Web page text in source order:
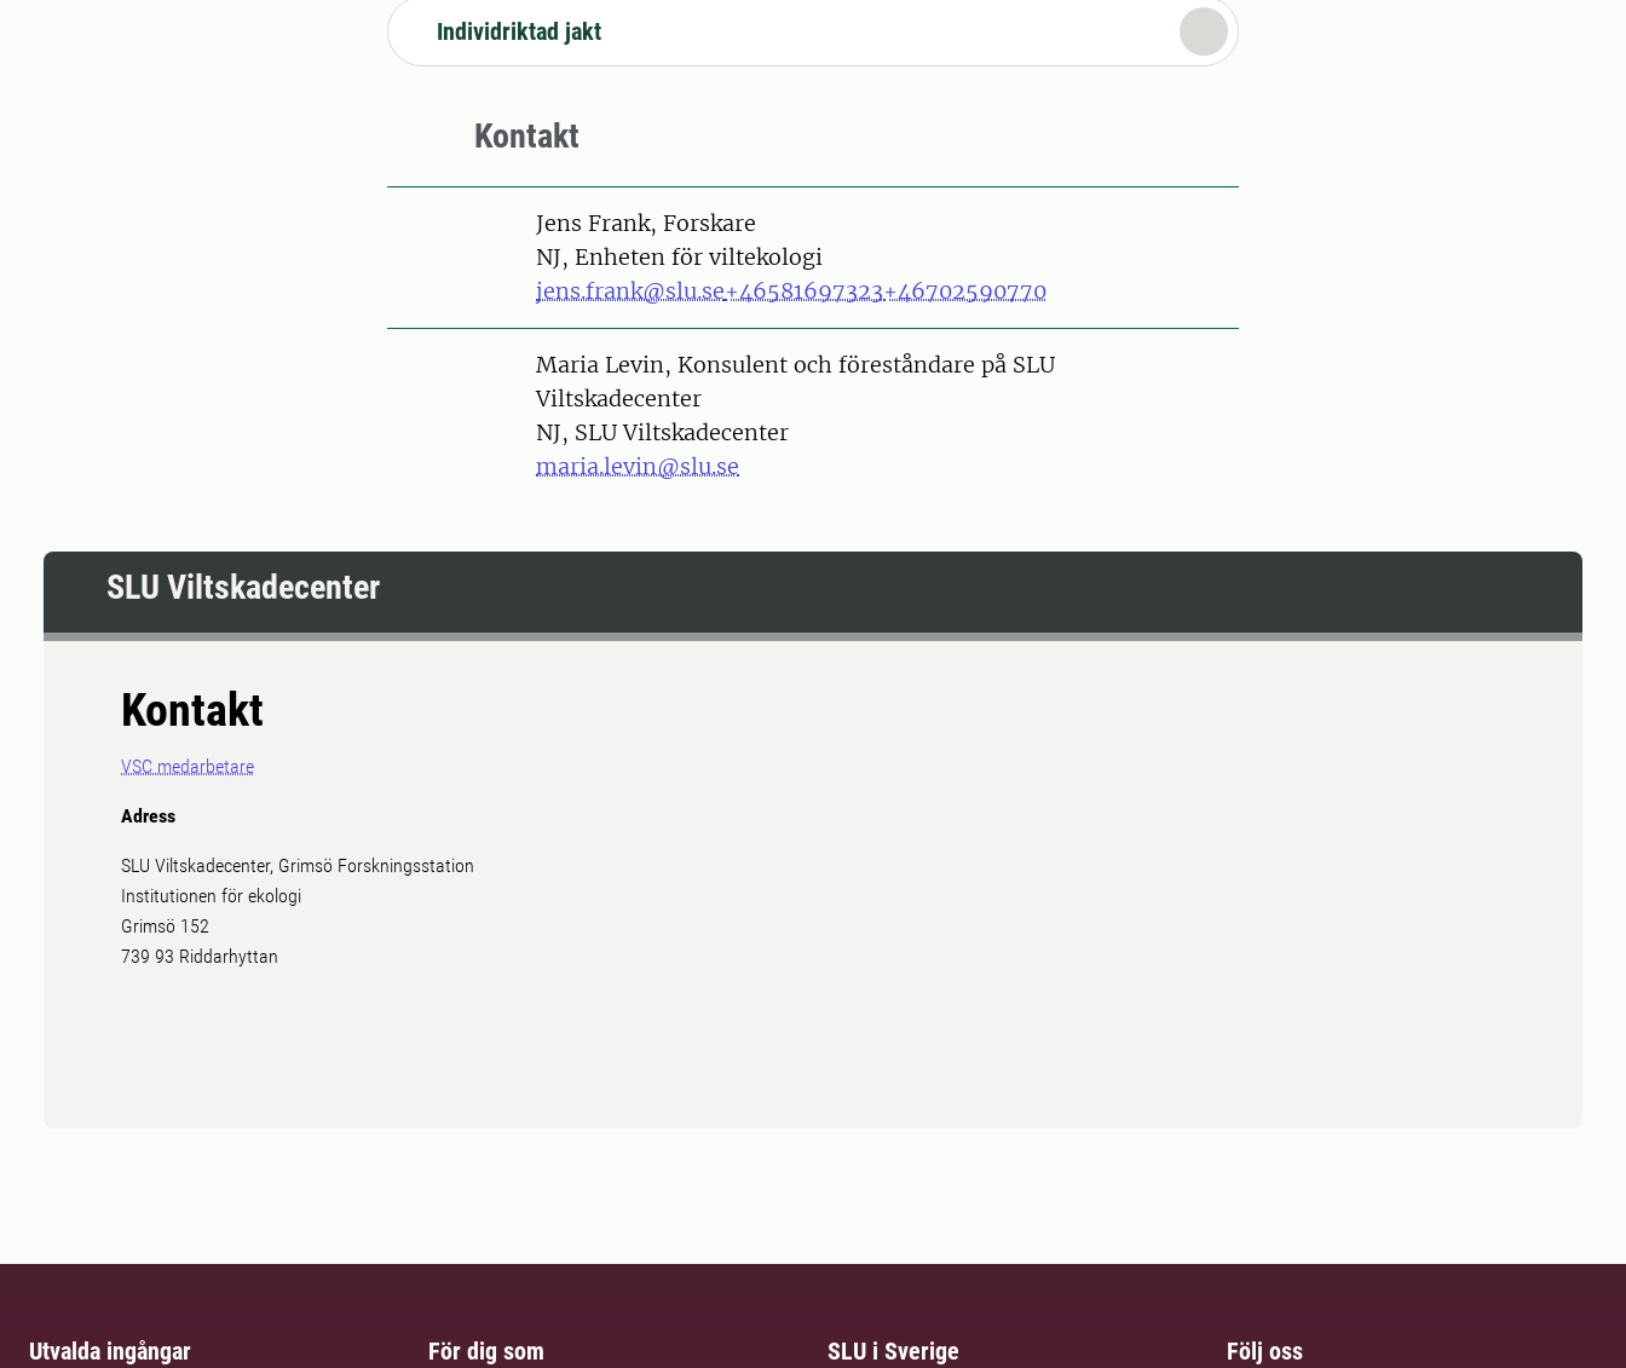
Individriktad jakt
Kontakt
PersonJens Frank, Forskare
NJ, Enheten för viltekologi
jens.frank@slu.se+46581697323+46702590770
PersonMaria Levin, Konsulent och föreståndare på SLU
Viltskadecenter
NJ, SLU Viltskadecenter
maria.levin@slu.se
SLU Viltskadecenter
Kontakt
VSC medarbetare
Adress
SLU Viltskadecenter, Grimsö Forskningsstation
Institutionen för ekologi
Grimsö 152
739 93 Riddarhyttan
Utvalda ingångar För dig som SLU i Sverige Följ oss